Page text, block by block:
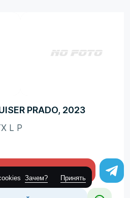
PRADO, 2023
L P
Зачем? Принять